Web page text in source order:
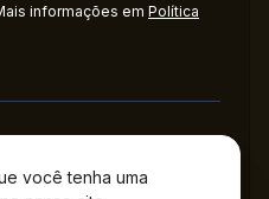
você tenha uma
informações em Política